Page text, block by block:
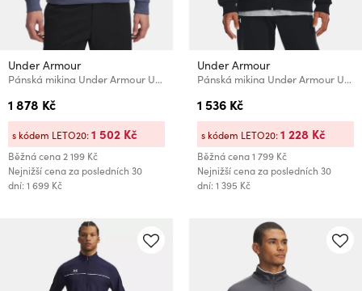
Under Armour
Pánská mikina Under Armour UA Drive Midlayer Crew
1 878 Kč
Běžná cena2 199 Kč
Nejnižší cena za posledních 30
dní: 1 699 Kč
s kódem LETO20:1 502 Kč
Under Armour
Pánská mikina Under Armour UA Rival Fleece FZ Hoodie
1 536 Kč
Běžná cena1 799 Kč
Nejnižší cena za posledních 30
dní: 1 395 Kč
s kódem LETO20:1 228 Kč